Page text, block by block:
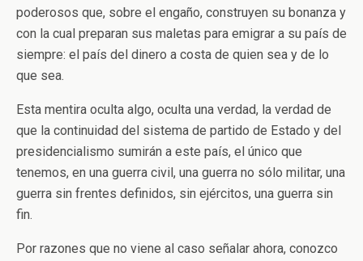
poderosos que, sobre el engaño, construyen su bonanza y
con la cual preparan sus maletas para emigrar a su país de
siempre: el país del dinero a costa de quien sea y de lo
que sea.
Esta mentira oculta algo, oculta una verdad, la verdad de
que la continuidad del sistema de partido de Estado y del
presidencialismo sumirán a este país, el único que
tenemos, en una guerra civil, una guerra no sólo militar, una
guerra sin frentes definidos, sin ejércitos, una guerra sin
fin.
Por razones que no viene al caso señalar ahora, conozco